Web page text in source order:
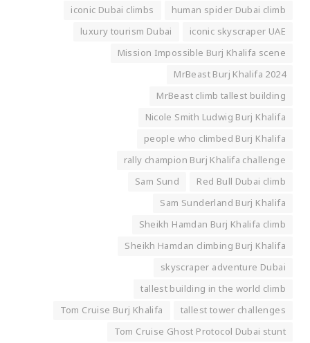
human spider Dubai climb
iconic Dubai climbs
iconic skyscraper UAE
luxury tourism Dubai
Mission Impossible Burj Khalifa scene
MrBeast Burj Khalifa 2024
MrBeast climb tallest building
Nicole Smith Ludwig Burj Khalifa
people who climbed Burj Khalifa
rally champion Burj Khalifa challenge
Red Bull Dubai climb
Sam Sund
Sam Sunderland Burj Khalifa
Sheikh Hamdan Burj Khalifa climb
Sheikh Hamdan climbing Burj Khalifa
skyscraper adventure Dubai
tallest building in the world climb
tallest tower challenges
Tom Cruise Burj Khalifa
Tom Cruise Ghost Protocol Dubai stunt